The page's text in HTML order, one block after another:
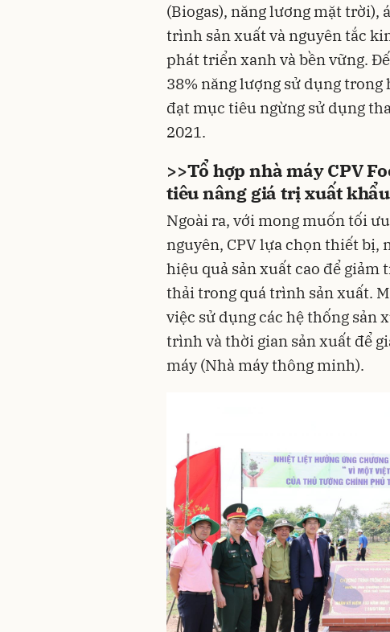
(Biogas), năng lương mặt trời),
trình sản xuất và nguyên tắc
phát triển xanh và bền vững.
38% năng lượng sử dụng trong
đạt mục tiêu ngừng sử dụng
2021.
>>Tổ hợp nhà máy CPV
tiêu nâng giá trị xuất
Ngoài ra, với mong muốn tối
nguyên, CPV lựa chọn thiết bị,
hiệu quả sản xuất cao để
thải trong quá trình sản xuất.
việc sử dụng các hệ thống sản
trình và thời gian sản xuất để
máy (Nhà máy thông minh).